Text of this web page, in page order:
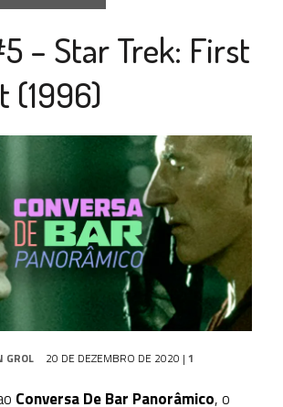
– Star Trek: First
(1996)
GROL 20 DE DEZEMBRO DE 2020 | 1
Conversa De Bar Panorâmico, o